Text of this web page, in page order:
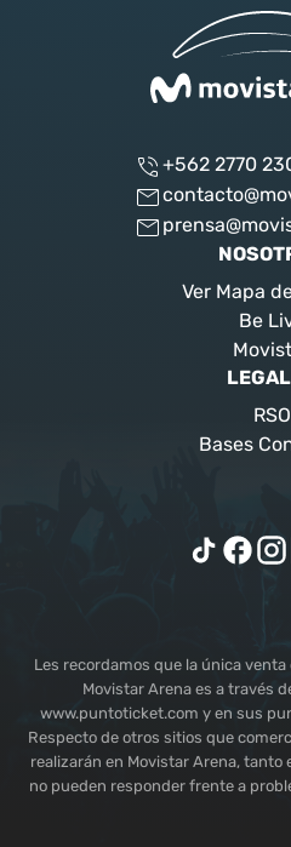
+562 2770
Ver Mapa
Be
RSO
Bases
Les recordamos que la única
Movistar Arena es a través
www.puntoticket.com y en sus
Respecto de otros sitios que
realizarán en Movistar Arena,
no pueden responder frente a